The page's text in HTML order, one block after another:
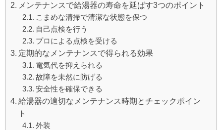
メンテナンスで給湯器の寿命を延ばす3つのポイント
こまめな清掃で清潔な状態を保つ
自己点検を行う
プロによる点検を受ける
定期的なメンテナンスで得られる効果
電気代を抑えられる
故障を未然に防げる
安全性を確保できる
給湯器の適切なメンテナンス時期とチェックポイン
ト
外装